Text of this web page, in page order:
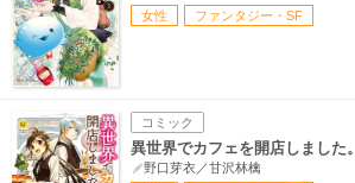
女性
ファンタジー・SF
コミック
異世界でカフェを開店しました。
野口芽衣／甘沢林檎